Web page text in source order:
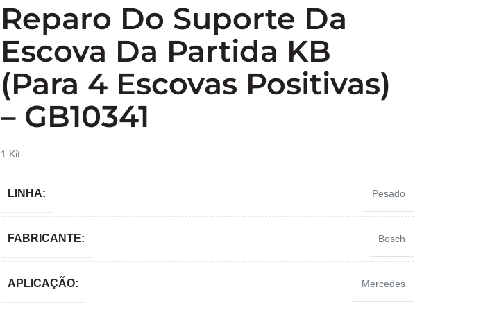
Reparo Do Suporte Da
Escova Da Partida KB
(para 4 Escovas Positivas)
– GB10341
1 Kit
LINHA: Pesado
FABRICANTE: Bosch
APLICAÇÃO: Mercedes